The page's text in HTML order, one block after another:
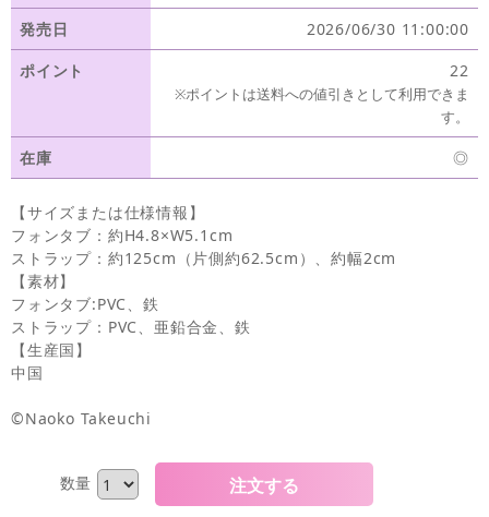
発売日
2026/06/30 11:00:00
ポイント
22
※ポイントは送料への値引きとして利用できま
す。
在庫 ◎
【サイズまたは仕様情報】
フォンタブ：約H4.8×W5.1cm
ストラップ：約125cm（片側約62.5cm）、約幅2cm
【素材】
フォンタブ:PVC、鉄
ストラップ：PVC、亜鉛合金、鉄
【生産国】
中国
©Naoko Takeuchi
数量